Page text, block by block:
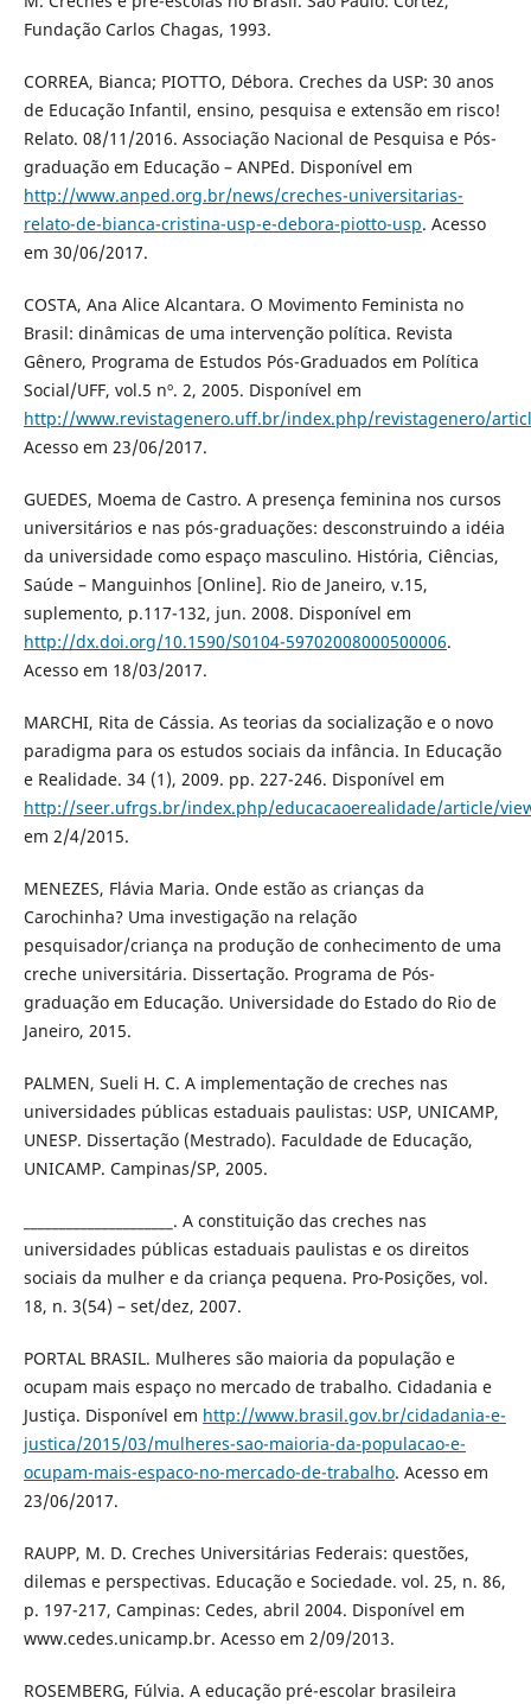
Fundação Carlos Chagas, 1993.
CORREA, Bianca; PIOTTO, Débora. Creches da USP: 30 anos
de Educação Infantil, ensino, pesquisa e extensão em risco!
Relato. 08/11/2016. Associação Nacional de Pesquisa e Pós-
graduação em Educação – ANPEd. Disponível em
http://www.anped.org.br/news/creches-universitarias-
relato-de-bianca-cristina-usp-e-debora-piotto-usp. Acesso
em 30/06/2017.
COSTA, Ana Alice Alcantara. O Movimento Feminista no
Brasil: dinâmicas de uma intervenção política. Revista
Gênero, Programa de Estudos Pós-Graduados em Política
Social/UFF, vol.5 nº. 2, 2005. Disponível em
http://www.revistagenero.uff.br/index.php/revistagenero/
Acesso em 23/06/2017.
GUEDES, Moema de Castro. A presença feminina nos cursos
universitários e nas pós-graduações: desconstruindo a idéia
da universidade como espaço masculino. História, Ciências,
Saúde – Manguinhos [Online]. Rio de Janeiro, v.15,
suplemento, p.117-132, jun. 2008. Disponível em
http://dx.doi.org/10.1590/S0104-59702008000500006.
Acesso em 18/03/2017.
MARCHI, Rita de Cássia. As teorias da socialização e o novo
paradigma para os estudos sociais da infância. In Educação
e Realidade. 34 (1), 2009. pp. 227-246. Disponível em
http://seer.ufrgs.br/index.php/educacaoerealidade/article/
em 2/4/2015.
MENEZES, Flávia Maria. Onde estão as crianças da
Carochinha? Uma investigação na relação
pesquisador/criança na produção de conhecimento de uma
creche universitária. Dissertação. Programa de Pós-
graduação em Educação. Universidade do Estado do Rio de
Janeiro, 2015.
PALMEN, Sueli H. C. A implementação de creches nas
universidades públicas estaduais paulistas: USP, UNICAMP,
UNESP. Dissertação (Mestrado). Faculdade de Educação,
UNICAMP. Campinas/SP, 2005.
_____________________. A constituição das creches nas
universidades públicas estaduais paulistas e os direitos
sociais da mulher e da criança pequena. Pro-Posições, vol.
18, n. 3(54) – set/dez, 2007.
PORTAL BRASIL. Mulheres são maioria da população e
ocupam mais espaço no mercado de trabalho. Cidadania e
Justiça. Disponível em http://www.brasil.gov.br/cidadania-e-
justica/2015/03/mulheres-sao-maioria-da-populacao-e-
ocupam-mais-espaco-no-mercado-de-trabalho. Acesso em
23/06/2017.
RAUPP, M. D. Creches Universitárias Federais: questões,
dilemas e perspectivas. Educação e Sociedade. vol. 25, n. 86,
p. 197-217, Campinas: Cedes, abril 2004. Disponível em
www.cedes.unicamp.br. Acesso em 2/09/2013.
ROSEMBERG, Fúlvia. A educação pré-escolar brasileira